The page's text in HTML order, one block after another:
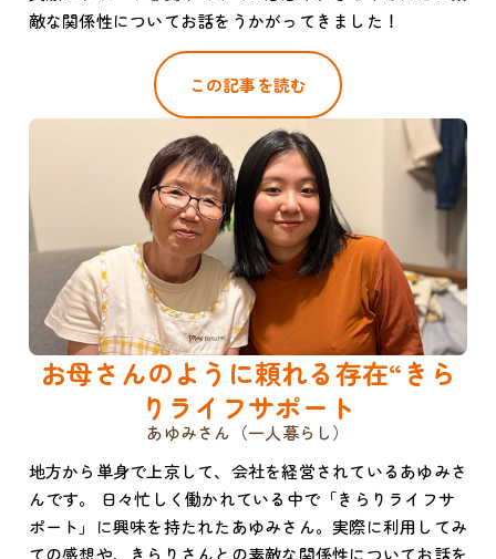
敵な関係性についてお話をうかがってきました！
この記事を読む
お母さんのように頼れる存在“きら
りライフサポート
あゆみさん（一人暮らし）
地方から単身で上京して、会社を経営されているあゆみさ
んです。 日々忙しく働かれている中で「きらりライフサ
ポート」に興味を持たれたあゆみさん。実際に利用してみ